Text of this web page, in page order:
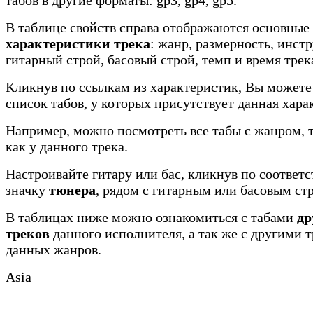
В таблице свойств справа отображаются основные
характеристики трека: жанр, размерность,
гитарный строй, басовый строй, темп и время
Кликнув по ссылкам из характеристик, Вы
список табов, у которых присутствует данная
Например, можно посмотреть все табы с жанром,
как у данного трека.
Настроивайте гитару или бас, кликнув по
значку тюнера, рядом с гитарным или басовым
В таблицах ниже можно ознакомиться с табами
треков данного исполнителя, а так же с другими
данных жанров.
Asia